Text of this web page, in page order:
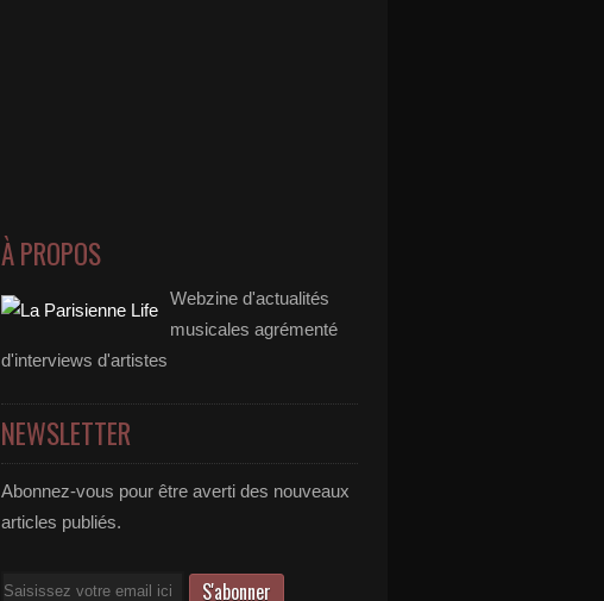
À PROPOS
Webzine d'actualités
musicales agrémenté
d'interviews d'artistes
NEWSLETTER
Abonnez-vous pour être averti des nouveaux
articles publiés.
Email